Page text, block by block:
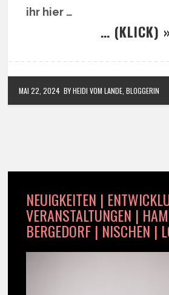
ihr hier …
… (KLICK) »
MAI 22, 2024 BY HEIDI VOM LANDE, BLOGGERIN
NEUIGKEITEN |
VERANSTALTUNGEN |
BERGEDORF | NISCHEN |